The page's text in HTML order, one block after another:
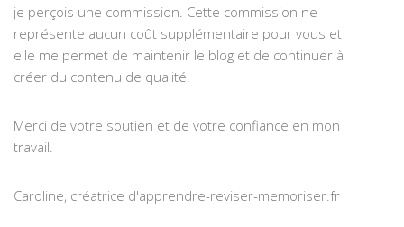
je perçois une commission. Cette commission ne
représente aucun coût supplémentaire pour vous et
elle me permet de maintenir le blog et de continuer à
créer du contenu de qualité.
Merci de votre soutien et de votre confiance en mon
travail.
Caroline, créatrice d'apprendre-reviser-memoriser.fr